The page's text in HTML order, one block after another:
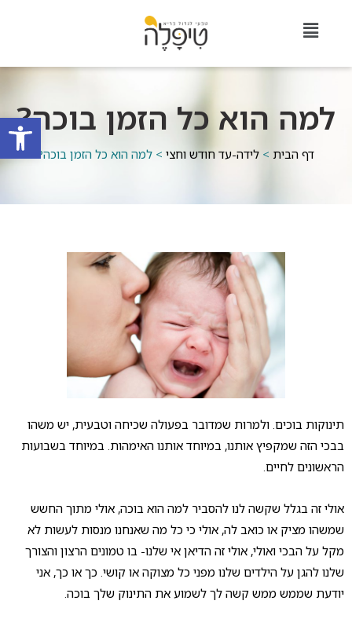
פתח
למה הוא כל הזמן בוכה?
דף הבית > לידה-עד חודש וחצי > למה הוא כל הזמן בוכה?
תינוקות בוכים. ולמרות שמדובר בפעולה שכיחה וטבעית, יש משהו
בבכי הזה שמקפיץ אותנו, במיוחד אותנו האימהות. במיוחד בשבועות
הראשונים לחיים.
אולי זה בגלל שקשה לנו להסביר למה הוא בוכה, אולי מתוך החשש
שמשהו מציק או כואב לה, אולי כי כל מה שאנחנו מנסות לעשות לא
מקל על הבכי ואולי, אולי זה הדיאן אי שלנו- בו טמונים הרצון והצורך
שלנו להגן על הילדים שלנו מפני כל מצוקה או קושי. כך או כך, אני
יודעת שממש ממש קשה לך לשמוע את התינוק שלך בוכה.